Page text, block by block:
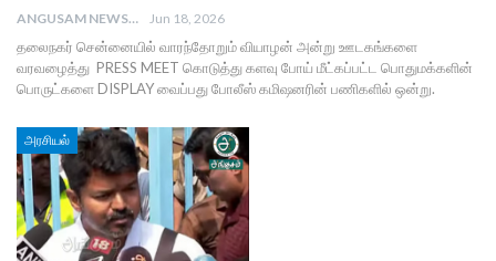
ANGUSAM NEWS Jun 18, 2026
தலைநகர் சென்னையில் வாரந்தோறும் வியாழன் அன்று ஊடகங்களை
வரவழைத்து PRESS MEET கொடுத்து களவு போய் மீட்கப்பட்ட பொதுமக்களின்
பொருட்களை DISPLAY வைப்பது போலீஸ் கமிஷனரின் பணிகளில் ஒன்று.
அரசியல்